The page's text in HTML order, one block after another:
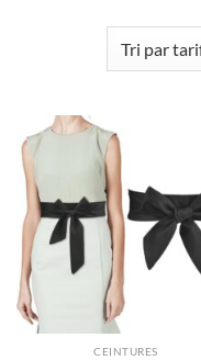
CEINTURES